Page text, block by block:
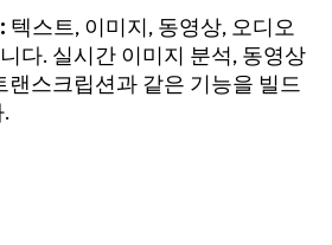
텍스트, 이미지, 동영상, 오디오
다. 실시간 이미지 분석, 동영상
랜스크립션과 같은 기능을 빌드